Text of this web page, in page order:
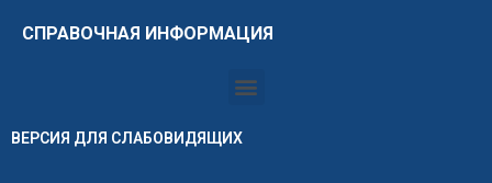
СПРАВОЧНАЯ ИНФОРМАЦИЯ
ВЕРСИЯ ДЛЯ СЛАБОВИДЯЩИХ